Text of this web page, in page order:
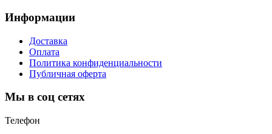
Информации
Доставка
Оплата
Политика конфиденциальности
Публичная оферта
Мы в соц сетях
Телефон